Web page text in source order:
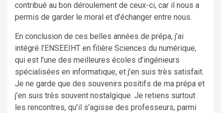
contribué au bon déroulement de ceux-ci, car il nous a
permis de garder le moral et d’échanger entre nous.
En conclusion de ces belles années de prépa, j’ai
intégré l’ENSEEIHT en filière Sciences du numérique,
qui est l’une des meilleures écoles d’ingénieurs
spécialisées en informatique, et j’en suis très satisfait.
Je ne garde que des souvenirs positifs de ma prépa et
j’en suis très souvent nostalgique. Je retiens surtout
les rencontres, qu’il s’agisse des professeurs, parmi